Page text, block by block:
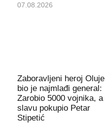
07.08.2026
Zaboravljeni heroj Oluje
bio je najmlađi general:
Zarobio 5000 vojnika, a
slavu pokupio Petar
Stipetić